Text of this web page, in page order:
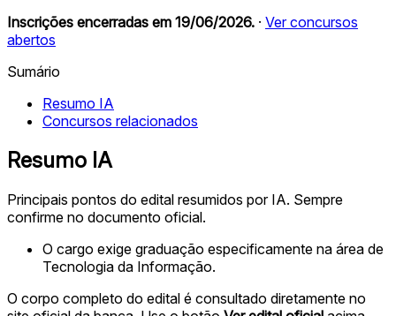
Inscrições encerradas em 19/06/2026. · Ver concursos
abertos
Sumário
Resumo IA
Concursos relacionados
Resumo IA
Principais pontos do edital resumidos por IA. Sempre
confirme no documento oficial.
O cargo exige graduação especificamente na área de
Tecnologia da Informação.
O corpo completo do edital é consultado diretamente no